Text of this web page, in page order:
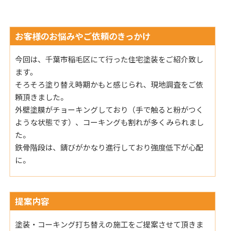
お客様のお悩みやご依頼のきっかけ
今回は、千葉市稲毛区にて行った住宅塗装をご紹介致し
ます。
そろそろ塗り替え時期かもと感じられ、現地調査をご依
頼頂きました。
外壁塗膜がチョーキングしており（手で触ると粉がつく
ような状態です）、コーキングも割れが多くみられまし
た。
鉄骨階段は、錆びがかなり進行しており強度低下が心配
に。
提案内容
塗装・コーキング打ち替えの施工をご提案させて頂きま